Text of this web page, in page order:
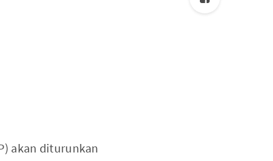
akan diturunkan